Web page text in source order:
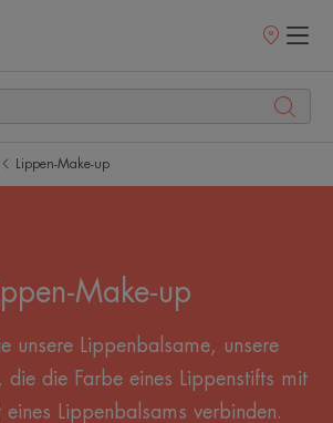
Lippen-Make-up
Make-up
unsere Lippenbalsame, unsere
die die Farbe eines Lippenstifts mit
Lippenbalsams verbinden.